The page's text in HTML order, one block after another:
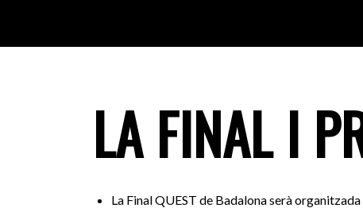
LA FINAL I
La Final QUEST de Badalona serà